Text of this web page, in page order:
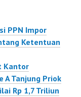
PPN Impor
Ketentuan
Kantor
A Tanjung Priok
Rp 1,7 Triliun